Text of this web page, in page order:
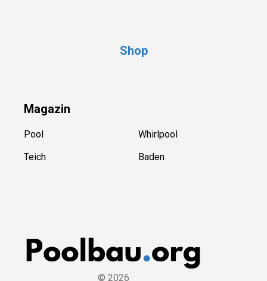
Shop
Magazin
Pool
Teich
Whirlpool
Baden
© 2026